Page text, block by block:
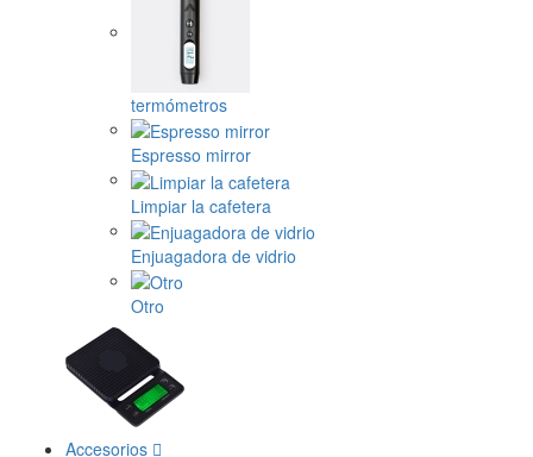
termómetros
Espresso mirror
Limpiar la cafetera
Enjuagadora de vidrio
Otro
Accesorios